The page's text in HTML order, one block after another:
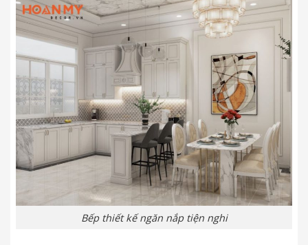
Bếp thiết kế ngăn nắp tiện nghi